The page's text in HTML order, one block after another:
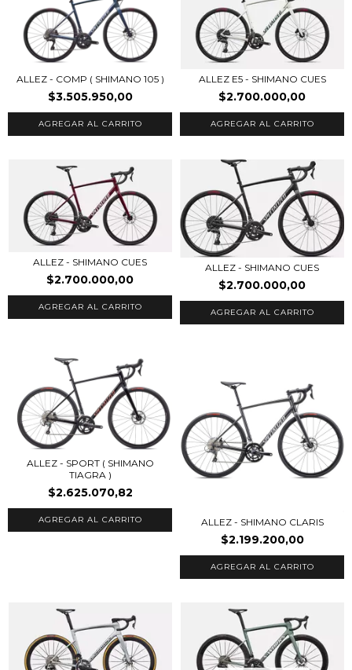
ALLEZ - COMP ( SHIMANO 105 )
$3.505.950,00
AGREGAR AL CARRITO
ALLEZ E5 - SHIMANO CUES
$2.700.000,00
AGREGAR AL CARRITO
ALLEZ - SHIMANO CUES
$2.700.000,00
AGREGAR AL CARRITO
ALLEZ - SHIMANO CUES
$2.700.000,00
AGREGAR AL CARRITO
ALLEZ - SPORT ( SHIMANO
TIAGRA )
$2.625.070,82
AGREGAR AL CARRITO ALLEZ - SHIMANO CLARIS
$2.199.200,00
AGREGAR AL CARRITO